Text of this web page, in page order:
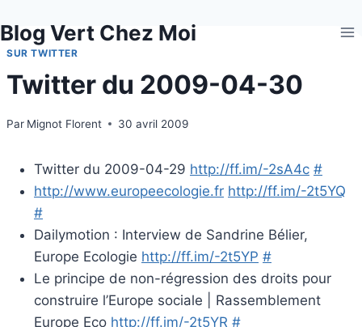
au
contenu
Blog Vert Chez Moi
SUR TWITTER
Twitter du 2009-04-30
Par Mignot Florent 30 avril 2009
Twitter du 2009-04-29 http://ff.im/-2sA4c #
http://www.europeecologie.fr http://ff.im/-2t5YQ
#
Dailymotion : Interview de Sandrine Bélier,
Europe Ecologie http://ff.im/-2t5YP #
Le principe de non-régression des droits pour
construire l’Europe sociale | Rassemblement
Europe Eco http://ff.im/-2t5YR #